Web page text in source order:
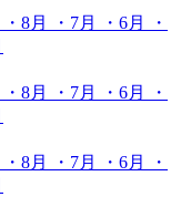
・8月 ・7月 ・6月
・
・8月 ・7月 ・6月
・
・8月 ・7月 ・6月
・